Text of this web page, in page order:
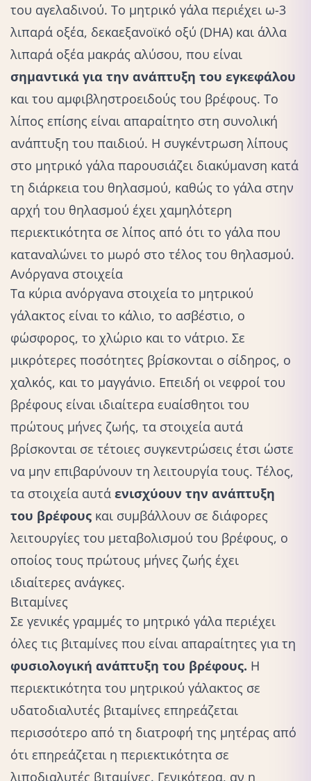
του αγελαδινού. Το μητρικό γάλα περιέχει ω-3
λιπαρά οξέα, δεκαεξανοϊκό οξύ (DHA) και άλλα
λιπαρά οξέα μακράς αλύσου, που είναι
σημαντικά για την ανάπτυξη του εγκεφάλου
και του αμφιβληστροειδούς του βρέφους. Το
λίπος επίσης είναι απαραίτητο στη συνολική
ανάπτυξη του παιδιού. Η συγκέντρωση λίπους
στο μητρικό γάλα παρουσιάζει διακύμανση κατά
τη διάρκεια του θηλασμού, καθώς το γάλα στην
αρχή του θηλασμού έχει χαμηλότερη
περιεκτικότητα σε λίπος από ότι το γάλα που
καταναλώνει το μωρό στο τέλος του θηλασμού.
Ανόργανα στοιχεία
Τα κύρια ανόργανα στοιχεία το μητρικού
γάλακτος είναι το κάλιο, το ασβέστιο, ο
φώσφορος, το χλώριο και το νάτριο. Σε
μικρότερες ποσότητες βρίσκονται ο σίδηρος, ο
χαλκός, και το μαγγάνιο. Επειδή οι νεφροί του
βρέφους είναι ιδιαίτερα ευαίσθητοι του
πρώτους μήνες ζωής, τα στοιχεία αυτά
βρίσκονται σε τέτοιες συγκεντρώσεις έτσι ώστε
να μην επιβαρύνουν τη λειτουργία τους. Τέλος,
τα στοιχεία αυτά ενισχύουν την ανάπτυξη
του βρέφους και συμβάλλουν σε διάφορες
λειτουργίες του μεταβολισμού του βρέφους, ο
οποίος τους πρώτους μήνες ζωής έχει
ιδιαίτερες ανάγκες.
Βιταμίνες
Σε γενικές γραμμές το μητρικό γάλα περιέχει
όλες τις βιταμίνες που είναι απαραίτητες για τη
φυσιολογική ανάπτυξη του βρέφους. Η
περιεκτικότητα του μητρικού γάλακτος σε
υδατοδιαλυτές βιταμίνες επηρεάζεται
περισσότερο από τη διατροφή της μητέρας από
ότι επηρεάζεται η περιεκτικότητα σε
λιποδιαλυτές βιταμίνες. Γενικότερα, αν η